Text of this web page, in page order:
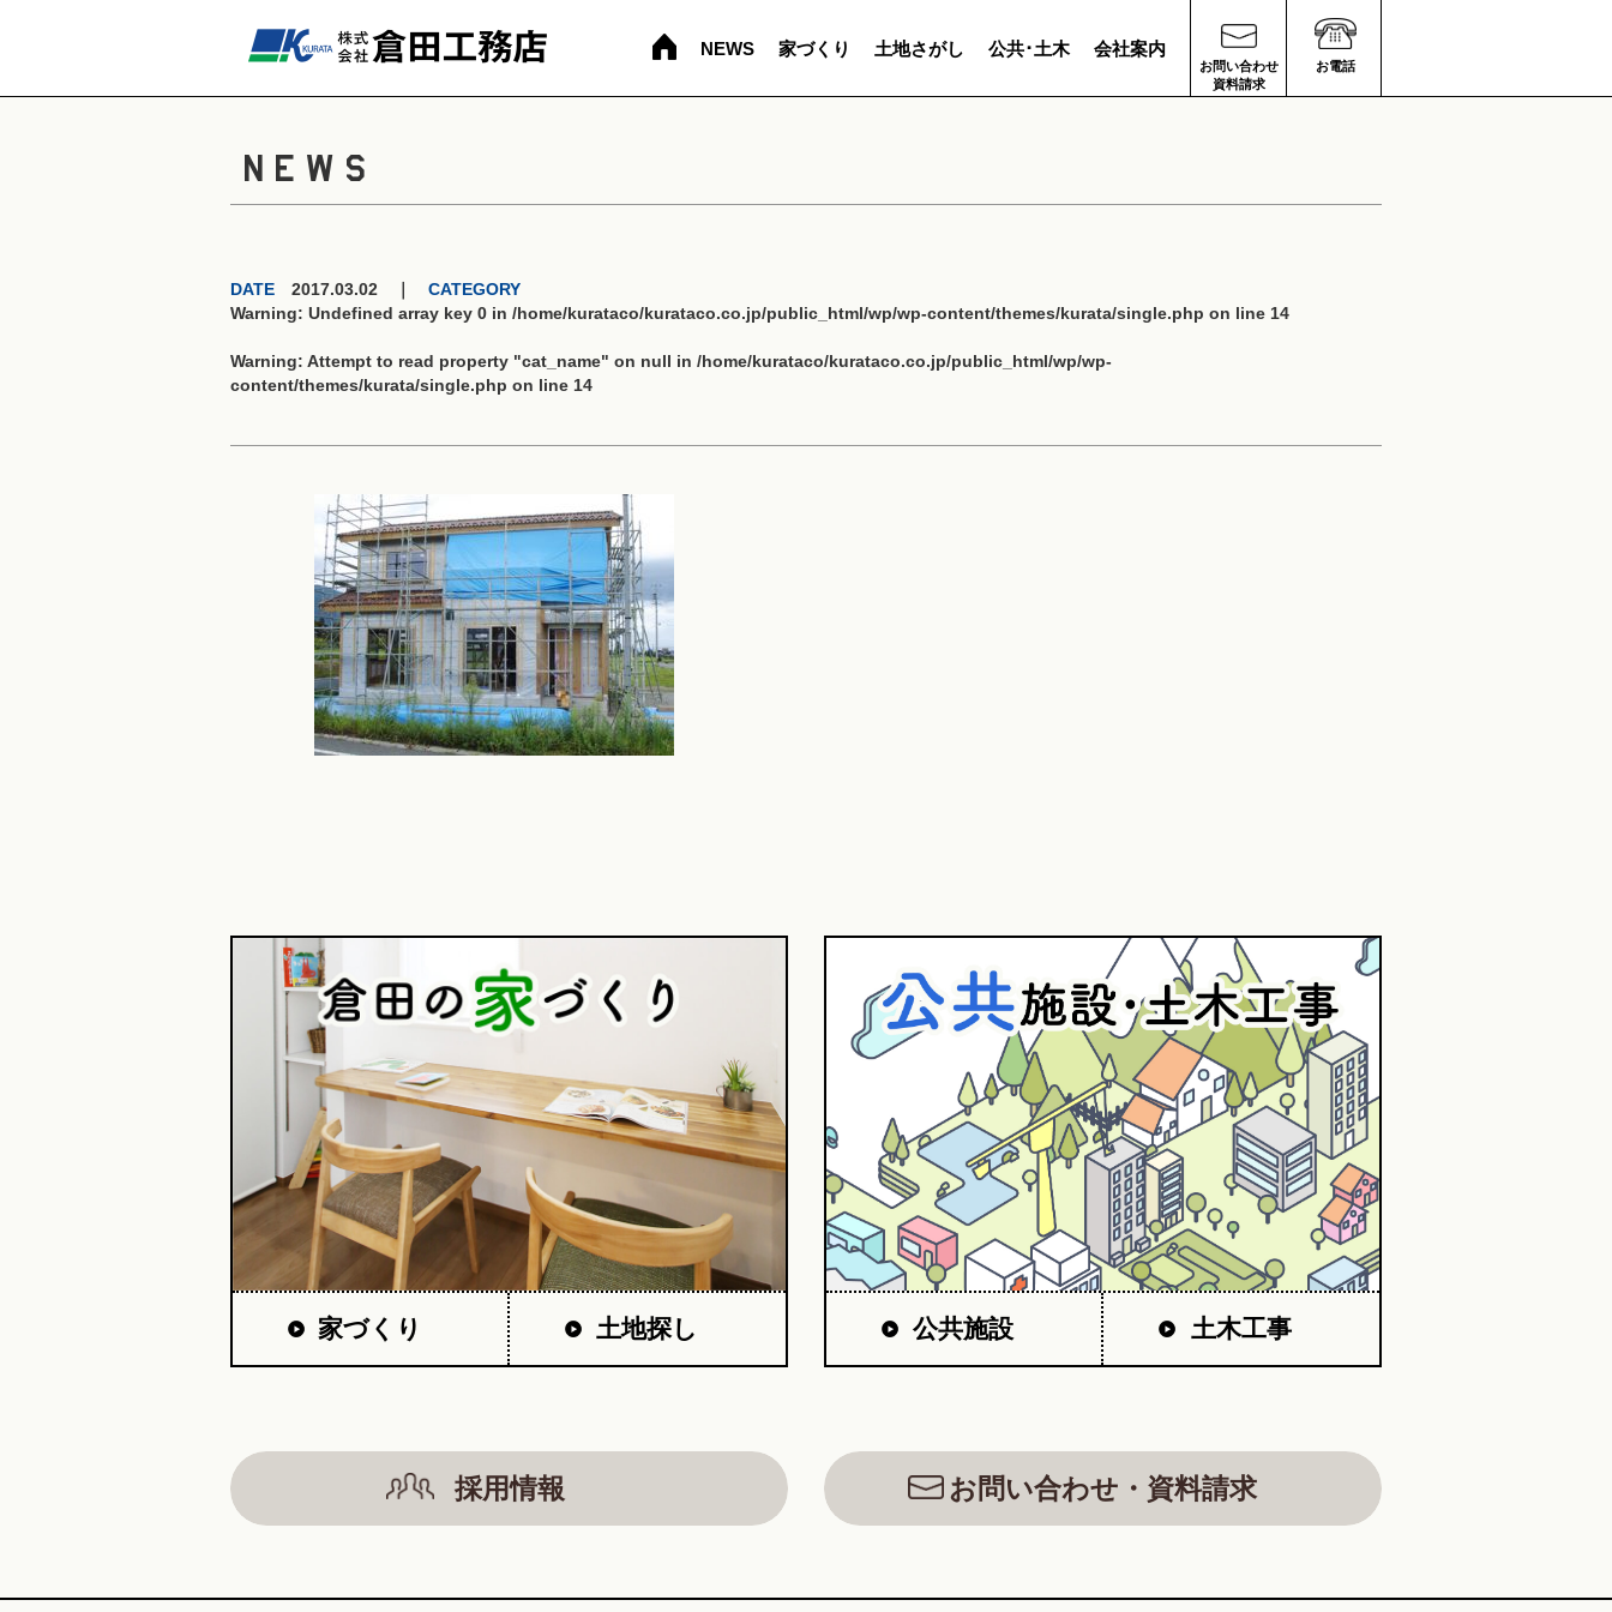
NEWS 家づくり 土地さがし 公共･土木 会社案内
お問い合わせ
資料請求
お電話
NEWS
DATE 2017.03.02 ｜ CATEGORY
Warning: Undefined array key 0 in /home/kurataco/kurataco.co.jp/public_html/wp/wp-content/themes/kurata/single.php on line 14
Warning: Attempt to read property "cat_name" on null in /home/kurataco/kurataco.co.jp/public_html/wp/wp-
content/themes/kurata/single.php on line 14
家づくり 土地探し 公共施設 土木工事
採用情報 お問い合わせ・資料請求